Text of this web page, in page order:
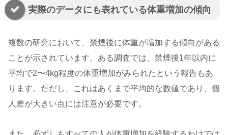
実際のデータにも表れている体重増加の傾向
複数の研究において、禁煙後に体重が増加する傾向がある
ことが示されています。ある調査では、禁煙後1年以内に
平均で2〜4kg程度の体重増加がみられたという報告もあ
ります。ただし、これはあくまで平均的な数値であり、個
人差が大きい点には注意が必要です。